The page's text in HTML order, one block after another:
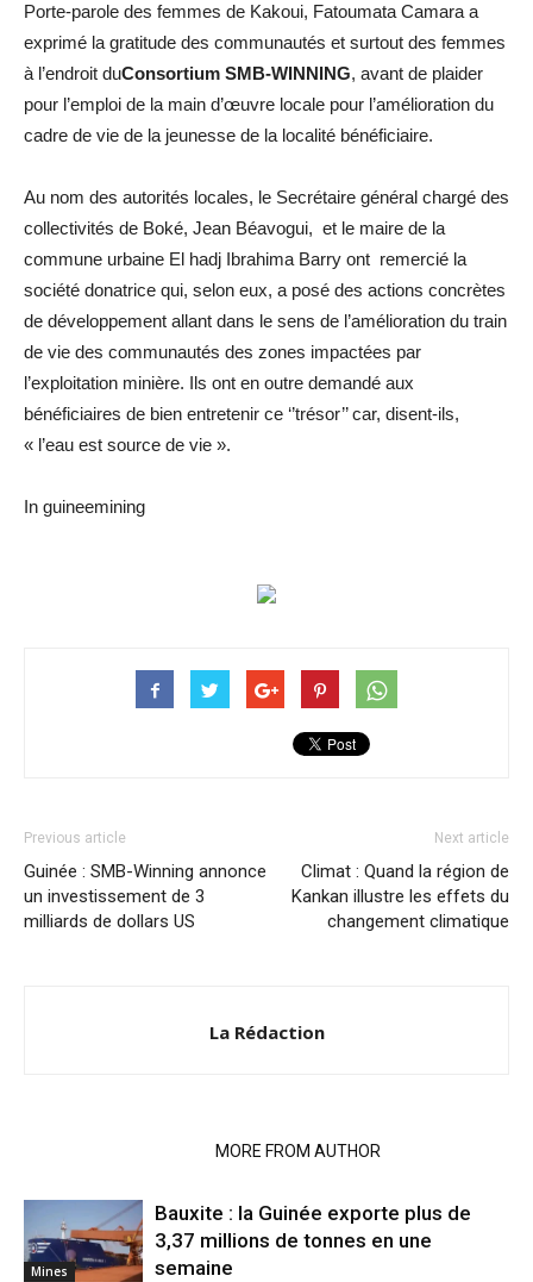
Porte-parole des femmes de Kakoui, Fatoumata Camara a
exprimé la gratitude des communautés et surtout des femmes
à l’endroit duConsortium SMB-WINNING, avant de plaider
pour l’emploi de la main d’œuvre locale pour l’amélioration du
cadre de vie de la jeunesse de la localité bénéficiaire.
Au nom des autorités locales, le Secrétaire général chargé des
collectivités de Boké, Jean Béavogui, et le maire de la
commune urbaine El hadj Ibrahima Barry ont remercié la
société donatrice qui, selon eux, a posé des actions concrètes
de développement allant dans le sens de l’amélioration du train
de vie des communautés des zones impactées par
l’exploitation minière. Ils ont en outre demandé aux
bénéficiaires de bien entretenir ce ‘’trésor’’ car, disent-ils,
« l’eau est source de vie ».
In guineemining
Previous article
Guinée : SMB-Winning annonce
un investissement de 3
milliards de dollars US
Next article
Climat : Quand la région de
Kankan illustre les effets du
changement climatique
La Rédaction
MORE FROM AUTHOR
Mines
Bauxite : la Guinée exporte plus de
3,37 millions de tonnes en une
semaine